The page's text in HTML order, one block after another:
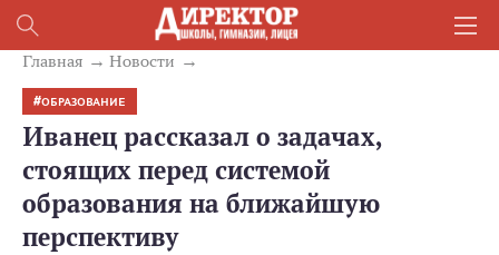
Главная Новости
ОБРАЗОВАНИЕ
Иванец рассказал о задачах,
стоящих перед системой
образования на ближайшую
перспективу